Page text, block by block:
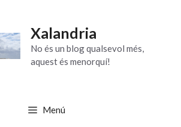
Xalandria
No és un blog qualsevol més,
aquest és menorquí!
Menú